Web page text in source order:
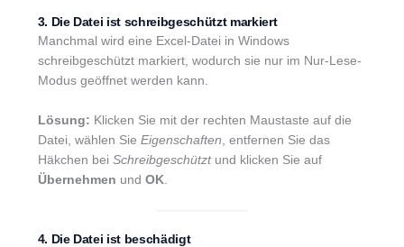
3. Die Datei ist schreibgeschützt markiert
Manchmal wird eine Excel-Datei in Windows
schreibgeschützt markiert, wodurch sie nur im Nur-Lese-
Modus geöffnet werden kann.
Lösung: Klicken Sie mit der rechten Maustaste auf die
Datei, wählen Sie Eigenschaften , entfernen Sie das
Häkchen bei Schreibgeschütztund klicken Sie auf
Übernehmen und OK.
4. Die Datei ist beschädigt